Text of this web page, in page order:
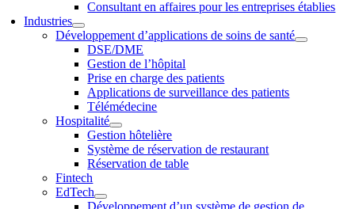
Consultant en affaires pour les entreprises établies
Industries
Développement d’applications de soins de santé
DSE/DME
Gestion de l’hôpital
Prise en charge des patients
Applications de surveillance des patients
Télémédecine
Hospitalité
Gestion hôtelière
Système de réservation de restaurant
Réservation de table
Fintech
EdTech
Développement d’un système de gestion de